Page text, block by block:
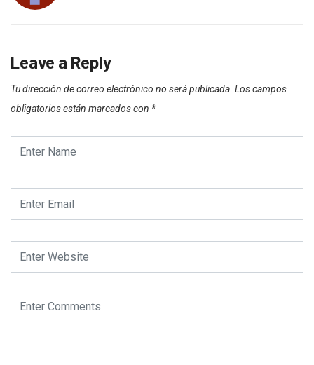
Leave a Reply
Tu dirección de correo electrónico no será publicada. Los campos
obligatorios están marcados con *